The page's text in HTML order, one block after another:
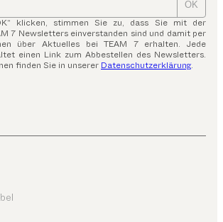
OK
klicken, stimmen Sie zu, dass Sie mit der
7 Newsletters einverstanden sind und damit per
über Aktuelles bei TEAM 7 erhalten. Jede
einen Link zum Abbestellen des Newsletters.
finden Sie in unserer Datenschutzerklärung.